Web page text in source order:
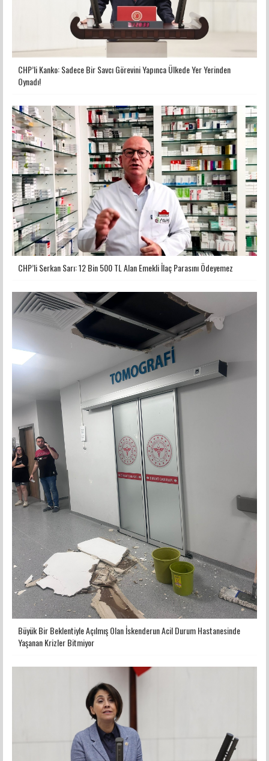
CHP’li Kanko: Sadece Bir Savcı Görevini Yapınca Ülkede Yer Yerinden
Oynadı!
CHP’li Serkan Sarı: 12 Bin 500 TL Alan Emekli İlaç Parasını Ödeyemez
Büyük Bir Beklentiyle Açılmış Olan İskenderun Acil Durum Hastanesinde
Yaşanan Krizler Bitmiyor